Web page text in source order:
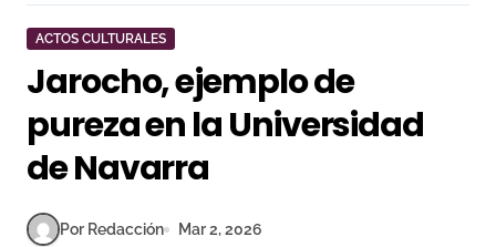
ACTOS CULTURALES
Jarocho, ejemplo de
pureza en la Universidad
de Navarra
Por Redacción Mar 2, 2026